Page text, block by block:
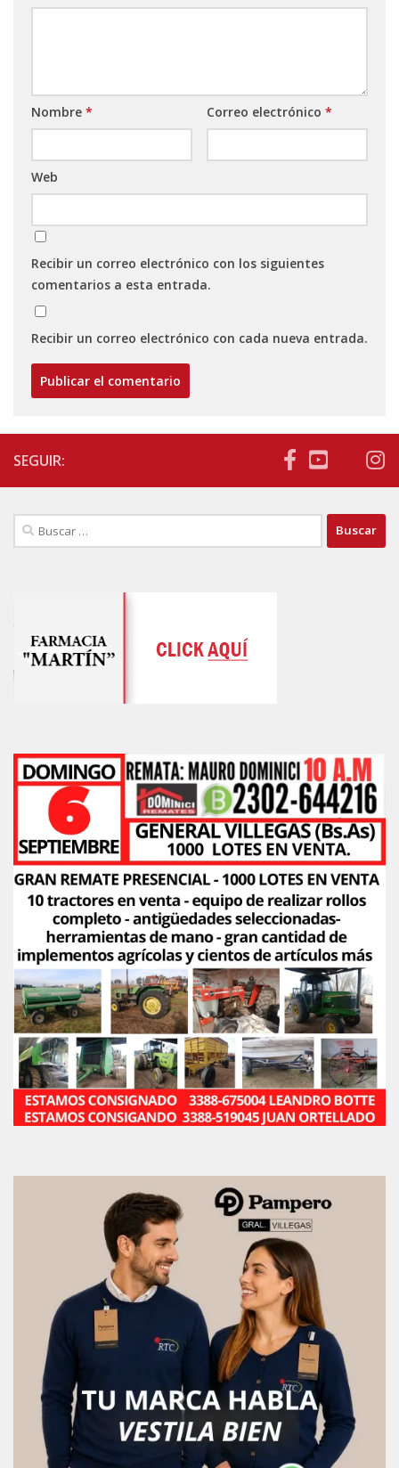
Nombre * Correo electrónico *
Web
Recibir un correo electrónico con los siguientes
comentarios a esta entrada.
Recibir un correo electrónico con cada nueva entrada.
SEGUIR:
Buscar: